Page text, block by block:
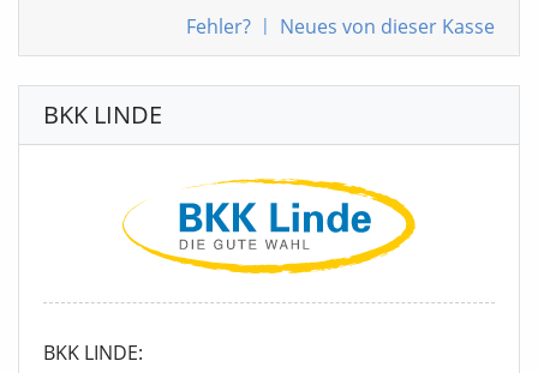
Fehler? | Neues von dieser Kasse
BKK LINDE
BKK LINDE: